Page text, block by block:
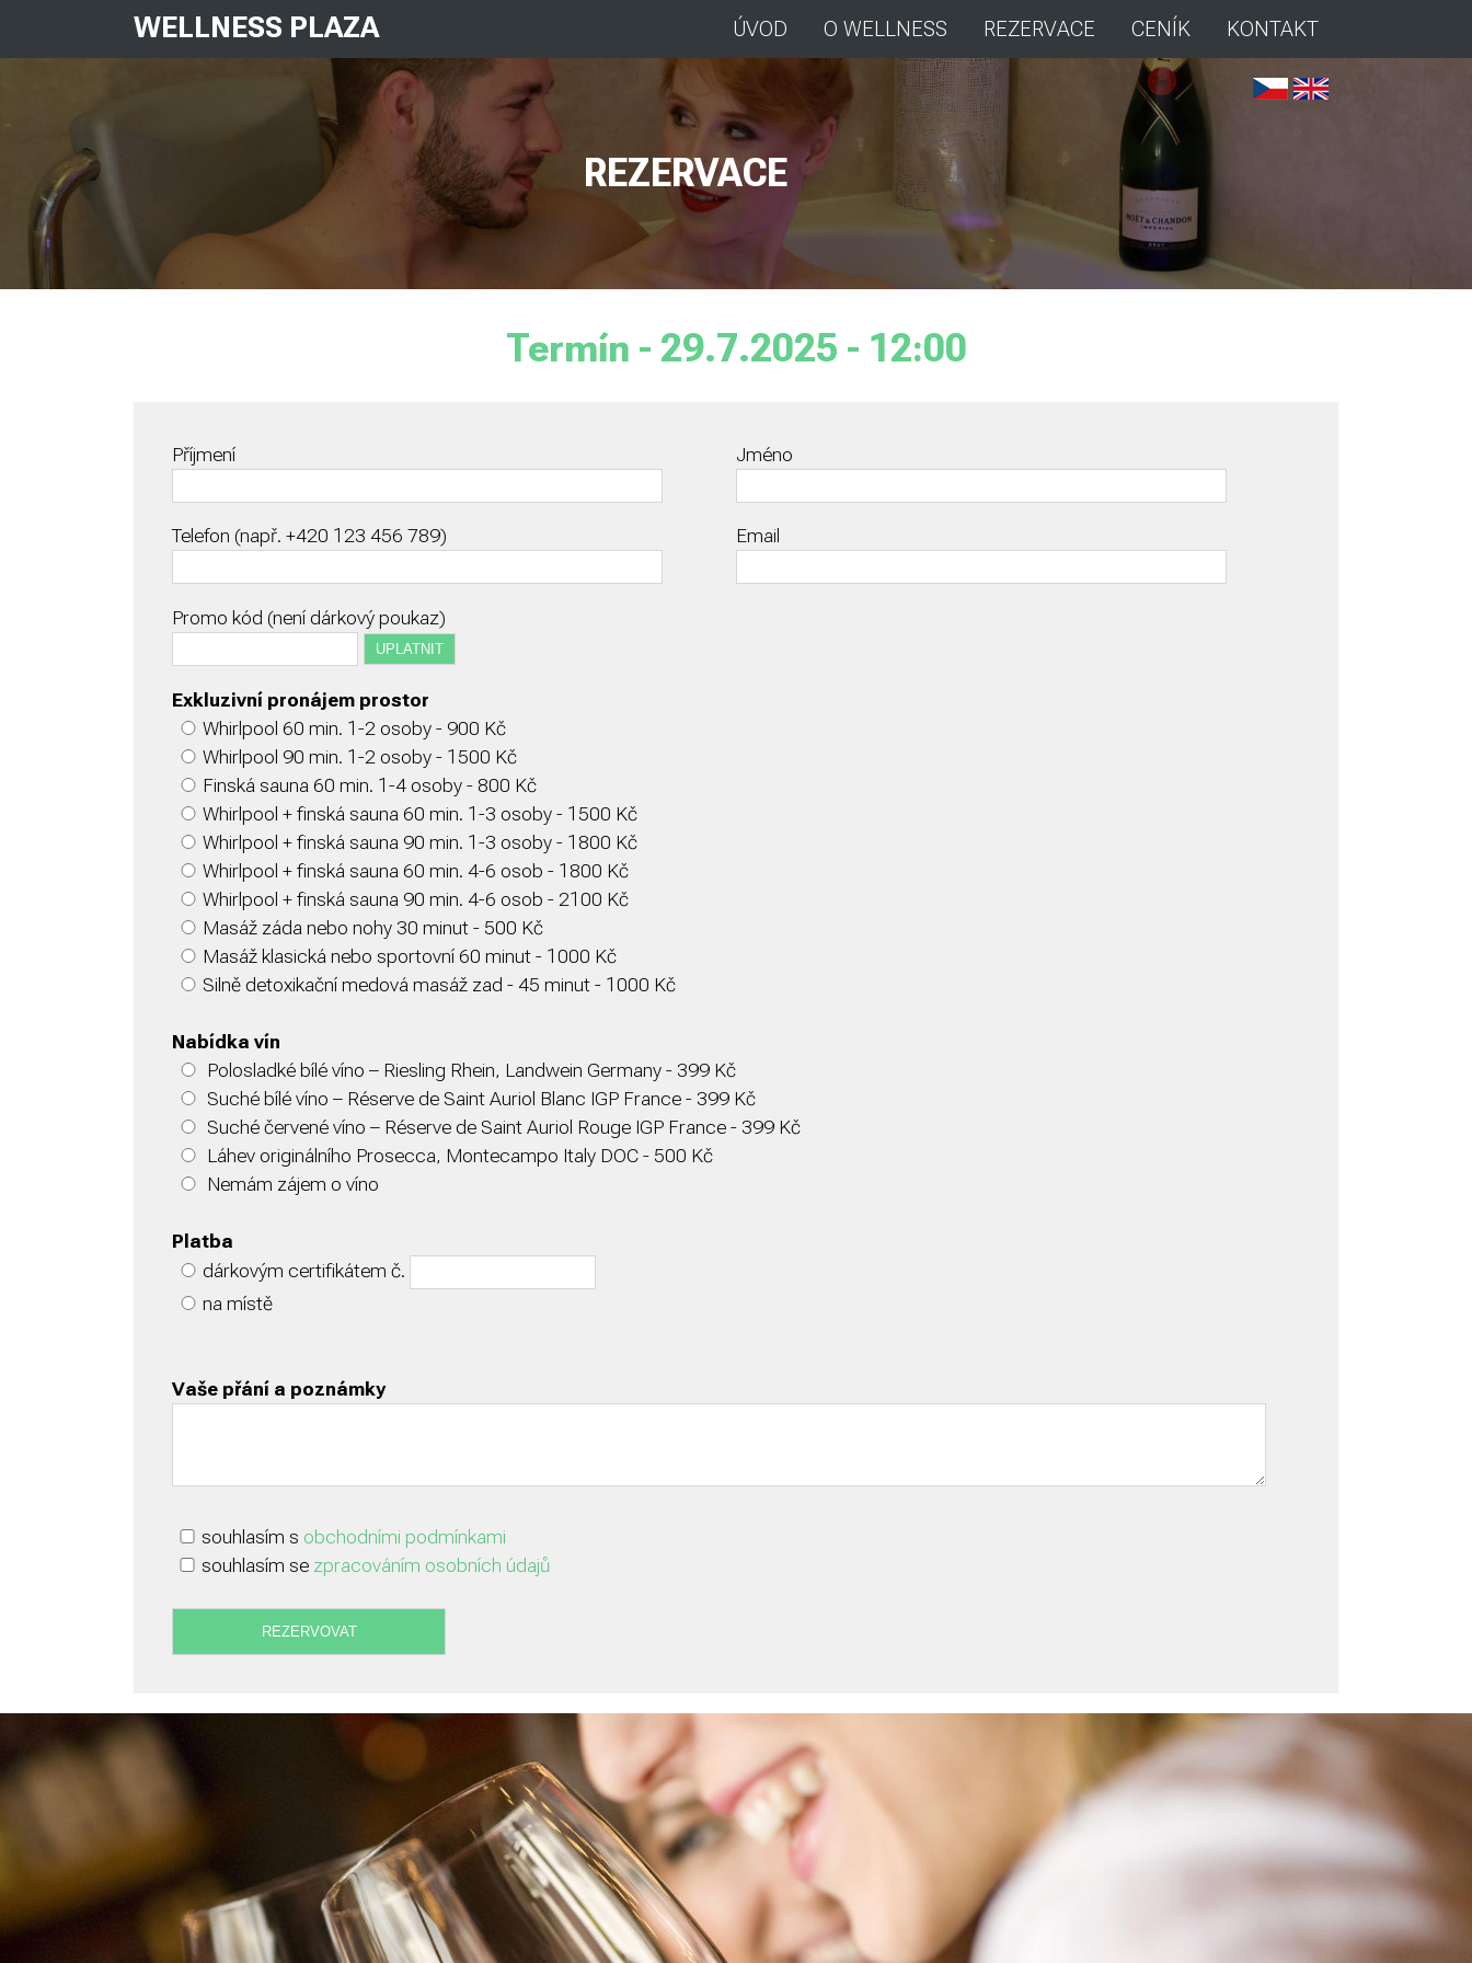
WELLNESS PLAZA ÚVOD O WELLNESS REZERVACE CENÍK KONTAKT
REZERVACE
Termín - 29.7.2025 - 12:00
Příjmení Jméno
Telefon (např. +420 123 456 789) Email
Promo kód (není dárkový poukaz)
Exkluzivní pronájem prostor
Whirlpool 60 min. 1-2 osoby - 900 Kč
Whirlpool 90 min. 1-2 osoby - 1500 Kč
Finská sauna 60 min. 1-4 osoby - 800 Kč
Whirlpool + finská sauna 60 min. 1-3 osoby - 1500 Kč
Whirlpool + finská sauna 90 min. 1-3 osoby - 1800 Kč
Whirlpool + finská sauna 60 min. 4-6 osob - 1800 Kč
Whirlpool + finská sauna 90 min. 4-6 osob - 2100 Kč
Masáž záda nebo nohy 30 minut - 500 Kč
Masáž klasická nebo sportovní 60 minut - 1000 Kč
Silně detoxikační medová masáž zad - 45 minut - 1000 Kč
Nabídka vín
Polosladké bílé víno – Riesling Rhein, Landwein Germany - 399 Kč
Suché bílé víno – Réserve de Saint Auriol Blanc IGP France - 399 Kč
Suché červené víno – Réserve de Saint Auriol Rouge IGP France - 399 Kč
Láhev originálního Prosecca, Montecampo Italy DOC - 500 Kč
Nemám zájem o víno
Platba
dárkovým certifikátem č.
na místě
Vaše přání a poznámky
souhlasím s obchodními podmínkami
souhlasím se zpracováním osobních údajů